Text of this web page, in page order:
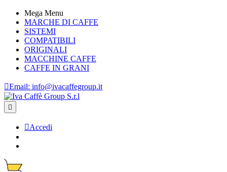
Mega Menu
MARCHE DI CAFFE
SISTEMI
COMPATIBILI
ORIGINALI
MACCHINE CAFFE
CAFFE IN GRANI
Email: info@ivacaffegroup.it

Accedi